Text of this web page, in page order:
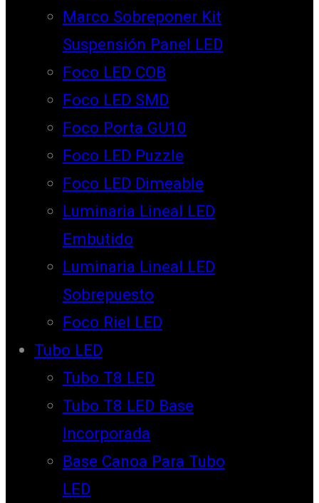
Marco Sobreponer Kit
Suspensión Panel LED
Foco LED COB
Foco LED SMD
Foco Porta GU10
Foco LED Puzzle
Foco LED Dimeable
Luminaria Lineal LED
Embutido
Luminaria Lineal LED
Sobrepuesto
Foco Riel LED
Tubo LED
Tubo T8 LED
Tubo T8 LED Base
Incorporada
Base Canoa Para Tubo
LED